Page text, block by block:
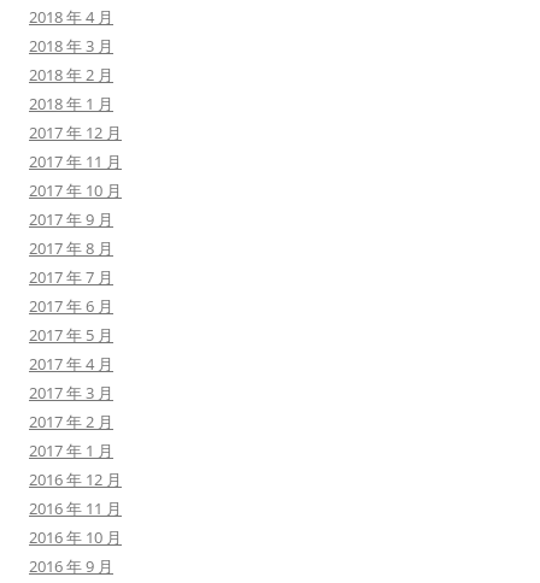
2018 年 4 月
2018 年 3 月
2018 年 2 月
2018 年 1 月
2017 年 12 月
2017 年 11 月
2017 年 10 月
2017 年 9 月
2017 年 8 月
2017 年 7 月
2017 年 6 月
2017 年 5 月
2017 年 4 月
2017 年 3 月
2017 年 2 月
2017 年 1 月
2016 年 12 月
2016 年 11 月
2016 年 10 月
2016 年 9 月